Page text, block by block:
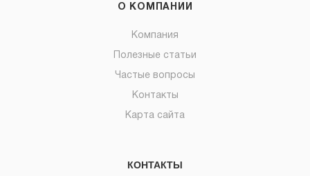
О КОМПАНИИ
Компания
Полезные статьи
Частые вопросы
Контакты
Карта сайта
КОНТАКТЫ